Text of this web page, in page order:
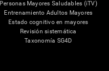
Personas Mayores Saludables (iTV)
Entrenamiento Adultos Mayores
Estado cognitivo en mayores
Revisión sistemática
Taxonomía SG4D